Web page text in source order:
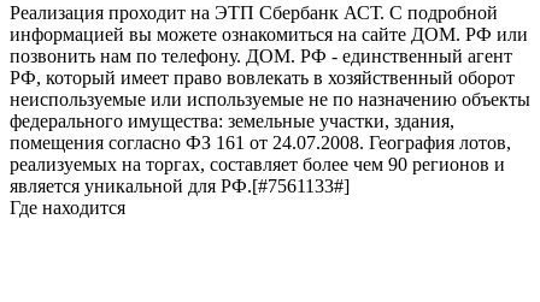
Реализация проходит на ЭТП Сбербанк АСТ. С подробной
информацией вы можете ознакомиться на сайте ДОМ. РФ или
позвонить нам по телефону. ДОМ. РФ - единственный агент
РФ, который имеет право вовлекать в хозяйственный оборот
неиспользуемые или используемые не по назначению объекты
федерального имущества: земельные участки, здания,
помещения согласно ФЗ 161 от 24.07.2008. География лотов,
реализуемых на торгах, составляет более чем 90 регионов и
является уникальной для РФ.[#7561133#]
Где находится